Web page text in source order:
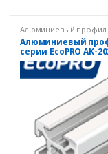
Алюминиевый
EcoPRO
Алюминиевый
серии EcoPRO AK-